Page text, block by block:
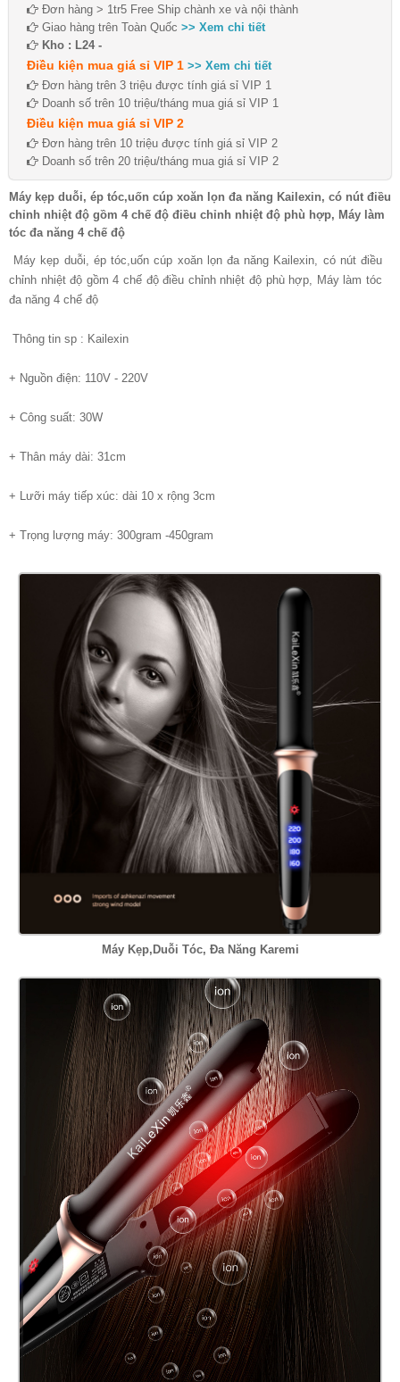
Đơn hàng > 1tr5 Free Ship chành xe và nội thành
Giao hàng trên Toàn Quốc >> Xem chi tiết
Kho : L24 -
Điều kiện mua giá sỉ VIP 1 >> Xem chi tiết
Đơn hàng trên 3 triệu được tính giá sỉ VIP 1
Doanh số trên 10 triệu/tháng mua giá sỉ VIP 1
Điều kiện mua giá sỉ VIP 2
Đơn hàng trên 10 triệu được tính giá sỉ VIP 2
Doanh số trên 20 triệu/tháng mua giá sỉ VIP 2
Máy kẹp duỗi, ép tóc,uốn cúp xoăn lọn đa năng Kailexin, có nút điều
chỉnh nhiệt độ gồm 4 chế độ điều chỉnh nhiệt độ phù hợp, Máy làm
tóc đa năng 4 chế độ
Máy kẹp duỗi, ép tóc,uốn cúp xoăn lọn đa năng Kailexin, có nút điều
chỉnh nhiệt độ gồm 4 chế độ điều chỉnh nhiệt độ phù hợp, Máy làm tóc
đa năng 4 chế độ
Thông tin sp : Kailexin
+ Nguồn điện: 110V - 220V
+ Công suất: 30W
+ Thân máy dài: 31cm
+ Lưỡi máy tiếp xúc: dài 10 x rộng 3cm
+ Trọng lượng máy: 300gram -450gram
Máy Kẹp,Duỗi Tóc, Đa Năng Karemi